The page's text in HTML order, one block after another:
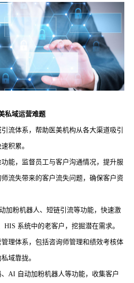
私域运营难题
流体系，帮助医美机构从各大渠道吸引
积累。
能，监督员工与客户沟通情况，提升服
流失带来的客户流失问题，确保客户资
加粉机器人、短链引流等功能，快速激
HIS 系统中的老客户，挖掘潜在需求。
理体系，包括咨询师管理和绩效考核体
域靠拢。
AI 自动加粉机器人等功能，收集客户